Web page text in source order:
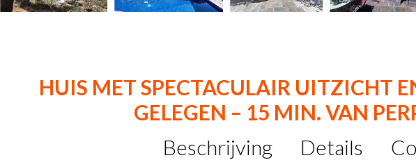
HUIS MET SPECTACULAIR UITZICHT
GELEGEN – 15 MIN. VAN
Beschrijving
Details